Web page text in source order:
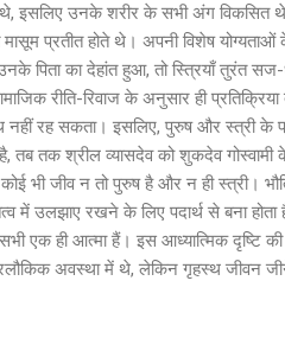
थे, इसलिए उनके शरीर के सभी अंग
प्रतीत होते थे। अपनी विशेष योग्यताओं
पिता का देहांत हुआ, तो स्त्रियाँ तुरंत
रीति-रिवाज के अनुसार ही प्रतिक्रिया
रह सकता। इसलिए, पुरुष और स्त्री के
तक श्रील व्यासदेव को शुकदेव गोस्वामी
भी जीव न तो पुरुष है और न ही स्त्री।
में उलझाए रखने के लिए पदार्थ से बना
ही आत्मा हैं। इस आध्यात्मिक दृष्टि की
अवस्था में थे, लेकिन गृहस्थ जीवन